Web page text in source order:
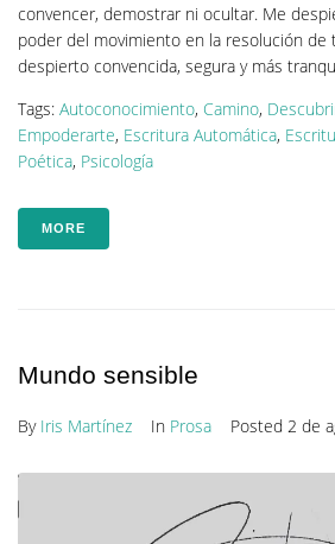
convencer, demostrar ni ocultar. Me
poder del movimiento en la resolución de
despierto convencida, segura y más
Tags: Autoconocimiento, Camino,
Empoderarte, Escritura Automática,
Poética, Psicología
MORE
Mundo sensible
By Iris Martínez In Prosa Posted 2 de